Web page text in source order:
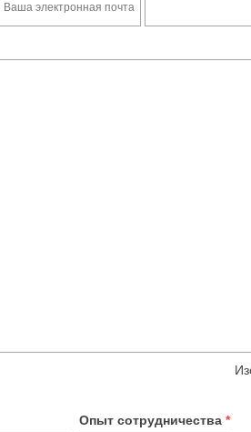
Опыт сотрудничества *